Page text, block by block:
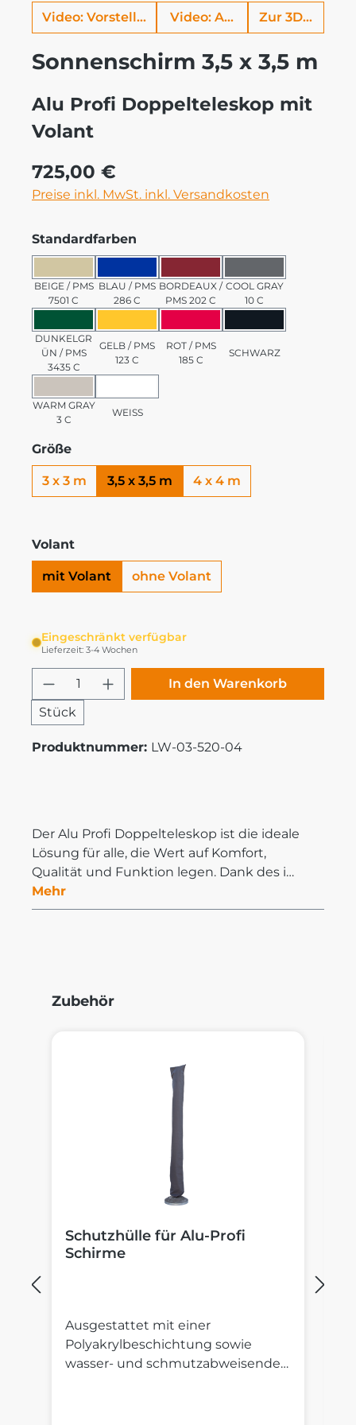
Video: Vorstellung Alu ProfiVideo: AufbauhilfeZur 3D Ansicht
Sonnenschirm 3,5 x 3,5 m
Alu Profi Doppelteleskop mit
Volant
Regulärer Preis:
725,00 €
Preise inkl. MwSt. inkl. Versandkosten
Standardfarben
BEIGE / PMS 7501 C
BEIGE / PMS
7501 C
BLAU / PMS 286 C
BLAU / PMS
286 C
BORDEAUX / PMS 202 C
BORDEAUX /
PMS 202 C
COOL GRAY 10 C
COOL GRAY
10 C
DUNKELGRÜN / PMS 3435 C
DUNKELGR
ÜN / PMS
3435 C
GELB / PMS 123 C
GELB / PMS
123 C
ROT / PMS 185 C
ROT / PMS
185 C
SCHWARZ
SCHWARZ
WARM GRAY 3 C
WARM GRAY
3 C
WEISS
WEISS
Größe
3 x 3 m 3,5 x 3,5 m 4 x 4 m
Volant
mit Volant ohne Volant
Eingeschränkt verfügbar
Lieferzeit: 3-4 Wochen
Produkt Anzahl: Gib den
Stück
In den Warenkorb
Produktnummer: LW-03-520-04
Der Alu Profi Doppelteleskop ist die ideale
Lösung für alle, die Wert auf Komfort,
Qualität und Funktion legen. Dank des i…
Mehr
Produktgalerie überspringen
Zubehör
Schutzhülle für Alu-Profi
Schirme
Ausgestattet mit einer
Polyakrylbeschichtung sowie
wasser- und schmutzabweisender